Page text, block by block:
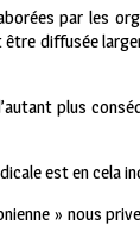
par les
diffusée
plus
est en cela
» nous